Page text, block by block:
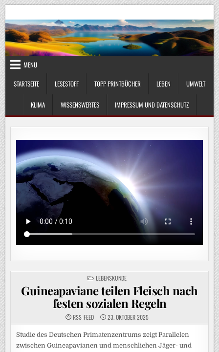
Skip
to
content
UmweltKlima.com
MENU
STARTSEITE
LESESTOFF TOPP PRINTBÜCHER LEBEN UMWELT
KLIMA WISSENSWERTES IMPRESSUM UND DATENSCHUTZ
POSTED
IN
LEBENSKUNDE
Guineapaviane teilen Fleisch nach
festen sozialen Regeln
RSS-FEED 23. OKTOBER 2025
Studie des Deutschen Primatenzentrums zeigt Parallelen
zwischen Guineapavianen und menschlichen Jäger- und